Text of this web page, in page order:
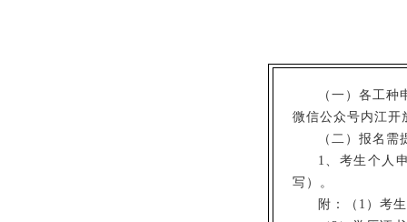
（一）各工
微信公众号内江开
（二）报名需
1、考生个人
写）。
附：（1）考